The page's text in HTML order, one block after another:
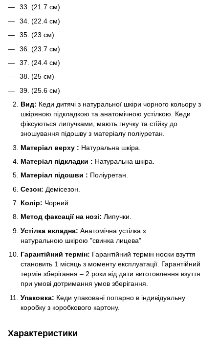
33. (21.7 см)
34. (22.4 см)
35. (23 см)
36. (23.7 см)
37. (24.4 см)
38. (25 см)
39. (25.6 см)
Вид: Кеди дитячі з натуральної шкіри чорного кольору з
шкіряною підкладкою та анатомічною устілкою. Кеди
фіксуються липучками, мають гнучку та стійку до
зношування підошву з матеріалу поліуретан.
Матеріал верху : Натуральна шкіра.
Матеріал підкладки : Натуральна шкіра.
Матеріал підошви : Поліуретан.
Сезон: Демісезон.
Колір: Чорний.
Метод факсації на нозі: Липучки.
Устілка вкладна: Анатомічна устілка з
натуральною шкірою "свинка лицева"
Гарантійний термін: Гарантійний термін носки взуття
становить 1 місяць з моменту експлуатації. Гарантійний
термін зберігання – 2 роки від дати виготовлення взуття
при умові дотримання умов зберігання.
Упаковка: Кеди упаковані попарно в індивідуальну
коробку з коробкового картону.
Характеристики